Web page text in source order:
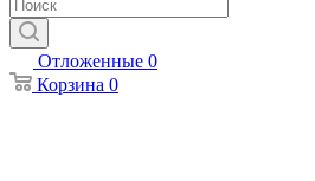
Отложенные 0
Корзина 0